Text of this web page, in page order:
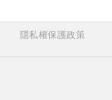
隱私權保護政策